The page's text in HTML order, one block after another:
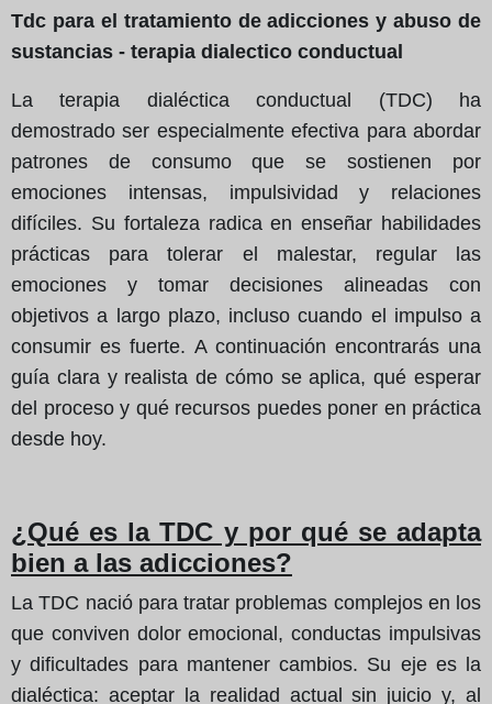
Tdc para el tratamiento de adicciones y abuso de
sustancias - terapia dialectico conductual
La terapia dialéctica conductual (TDC) ha
demostrado ser especialmente efectiva para abordar
patrones de consumo que se sostienen por
emociones intensas, impulsividad y relaciones
difíciles. Su fortaleza radica en enseñar habilidades
prácticas para tolerar el malestar, regular las
emociones y tomar decisiones alineadas con
objetivos a largo plazo, incluso cuando el impulso a
consumir es fuerte. A continuación encontrarás una
guía clara y realista de cómo se aplica, qué esperar
del proceso y qué recursos puedes poner en práctica
desde hoy.
¿Qué es la TDC y por qué se adapta
bien a las adicciones?
La TDC nació para tratar problemas complejos en los
que conviven dolor emocional, conductas impulsivas
y dificultades para mantener cambios. Su eje es la
dialéctica: aceptar la realidad actual sin juicio y, al